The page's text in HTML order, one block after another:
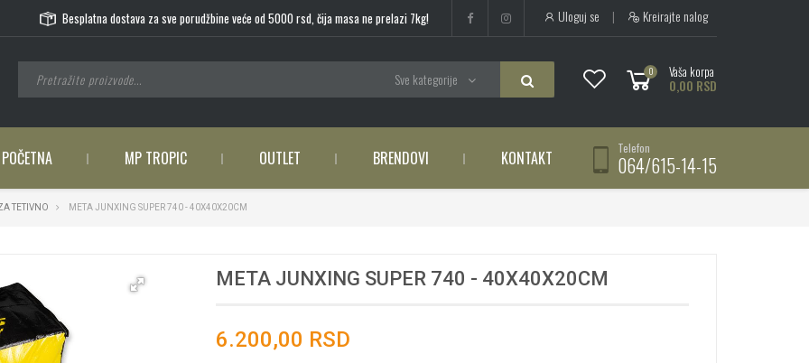
Besplatna dostava za sve porudžbine veće od 5000 rsd, čija masa ne prelazi 7kg! Uloguj se | Kreirajte nalog
0 Vaša korpa
0,00 RSD
Sve kategorije
POČETNA MP TROPIC OUTLET BRENDOVI KONTAKT Telefon
064/615-14-15
TETIVNO META JUNXING SUPER 740 - 40X40X20CM
META JUNXING SUPER 740 - 40X40X20CM
6.200,00 RSD